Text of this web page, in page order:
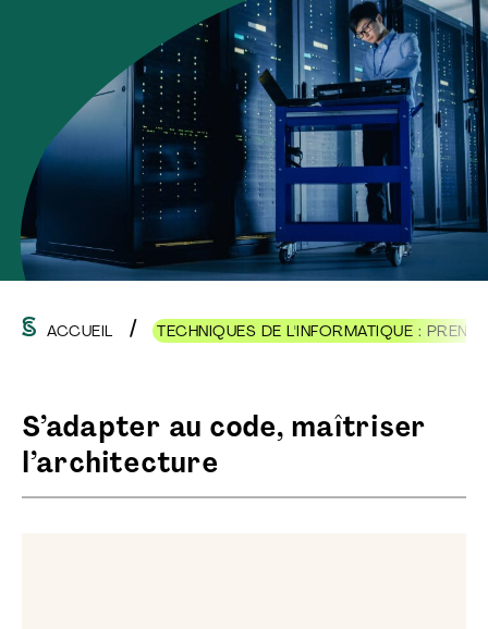
ACCUEIL TECHNIQUES DE L'INFORMATIQUE :
S’adapter au code, maîtriser
l’architecture